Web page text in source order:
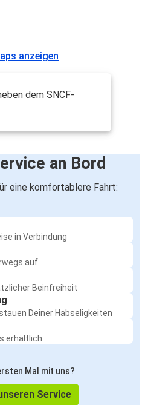
anzeigen
dem SNCF-
an Bord
eine komfortablere Fahrt:
in Verbindung
auf
Beinfreiheit
Deiner Habseligkeiten
erhältlich
Mal mit uns?
Service